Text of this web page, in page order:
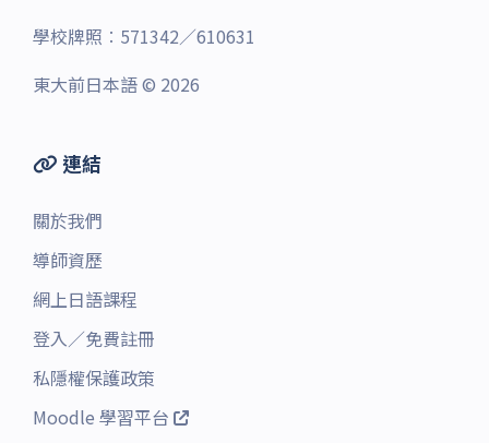
學校牌照︰571342／610631
東大前日本語 © 2026
連結
關於我們
導師資歷
網上日語課程
登入／免費註冊
私隱權保護政策
Moodle 學習平台